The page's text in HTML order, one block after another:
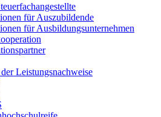
für Auszubildende
für Ausbildungsunternehmen
Leistungsnachweise